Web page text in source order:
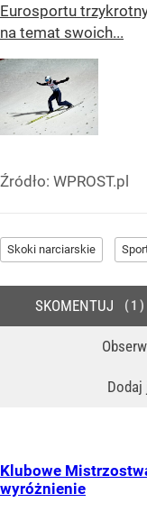
Eurosportu
na temat swoich...
Źródło: WPROST.pl
Skoki narciarskie
Dodaj
SKOMENTUJ 1
Klubowe
wyróżnienie